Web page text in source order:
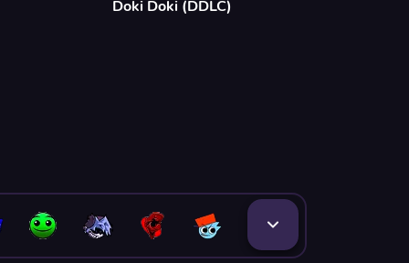
Doki Doki (DDLC)